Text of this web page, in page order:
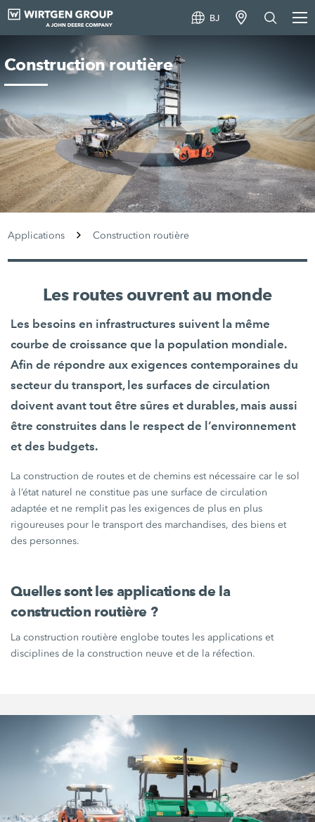
BJ
Construction routière
Applications Construction routière
Les routes ouvrent au monde
Les besoins en infrastructures suivent la même
courbe de croissance que la population mondiale.
Afin de répondre aux exigences contemporaines du
secteur du transport, les surfaces de circulation
doivent avant tout être sûres et durables, mais aussi
être construites dans le respect de l’environnement
et des budgets.
La construction de routes et de chemins est nécessaire car le sol
à l’état naturel ne constitue pas une surface de circulation
adaptée et ne remplit pas les exigences de plus en plus
rigoureuses pour le transport des marchandises, des biens et
des personnes.
Quelles sont les applications de la
construction routière ?
La construction routière englobe toutes les applications et
disciplines de la construction neuve et de la réfection.